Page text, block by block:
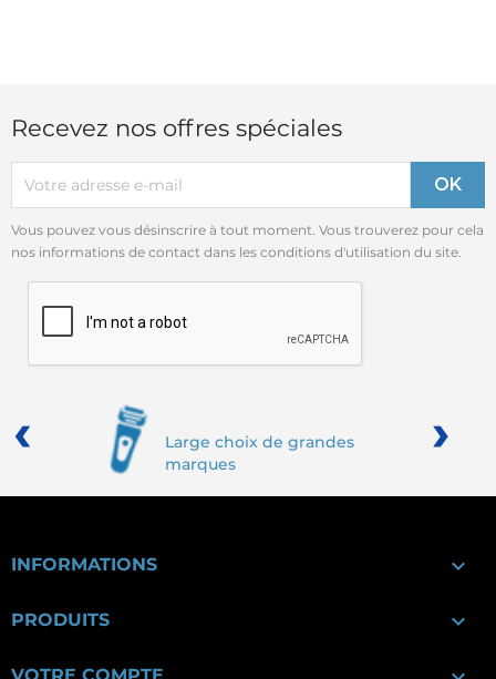
Recevez nos offres spéciales
Vous pouvez vous désinscrire à tout moment. Vous trouverez pour cela
nos informations de contact dans les conditions d'utilisation du site.
Large choix de grandes
marques
‹ ›
INFORMATIONS 
PRODUITS 